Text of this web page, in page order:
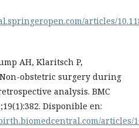
articles/
AH, Klaritsch P,
obstetric surgery during
analysis. BMC
Disponible en:
articles/